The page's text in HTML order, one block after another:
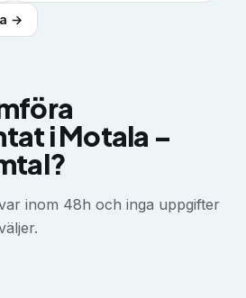
→
iMotala –
inom 48h och inga uppgifter